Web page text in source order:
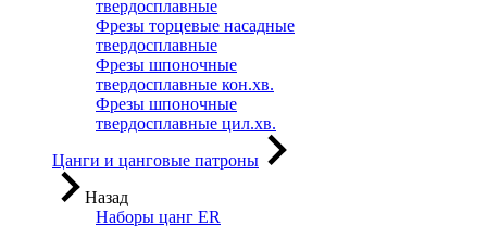
твердосплавные
Фрезы торцевые насадные
твердосплавные
Фрезы шпоночные
твердосплавные кон.хв.
Фрезы шпоночные
твердосплавные цил.хв.
Цанги и цанговые патроны
Назад
Наборы цанг ER